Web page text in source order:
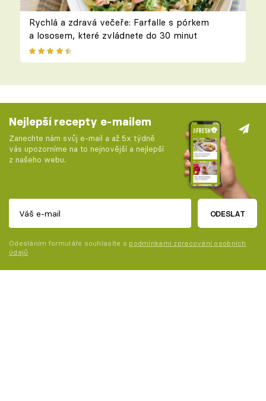
Rychlá a zdravá večeře: Farfalle s pórkem
a lososem, které zvládnete do 30 minut
Nejlepší recepty e-mailem
Zanechte nám svůj e-mail a až 5x týdně
vás upozorníme na to nejnovější a nejlepší
z našeho webu.
ODESLAT
Odesláním formuláře souhlasíte s podmínkami zpracování osobních
údajů